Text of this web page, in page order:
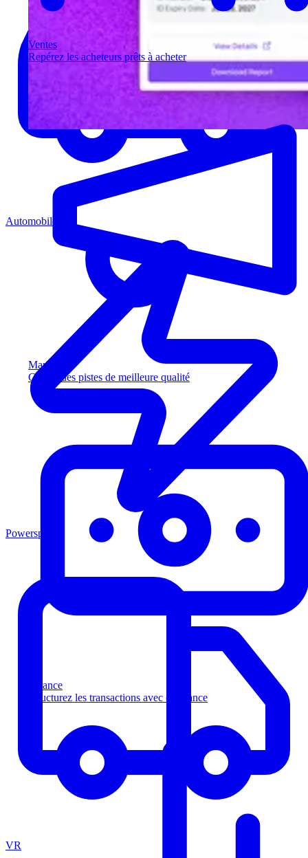
Ventes
Repérez les acheteurs prêts à acheter
Marketing
Captez des pistes de meilleure qualité
Finance
Structurez les transactions avec confiance
Automobile
Powersports
VR